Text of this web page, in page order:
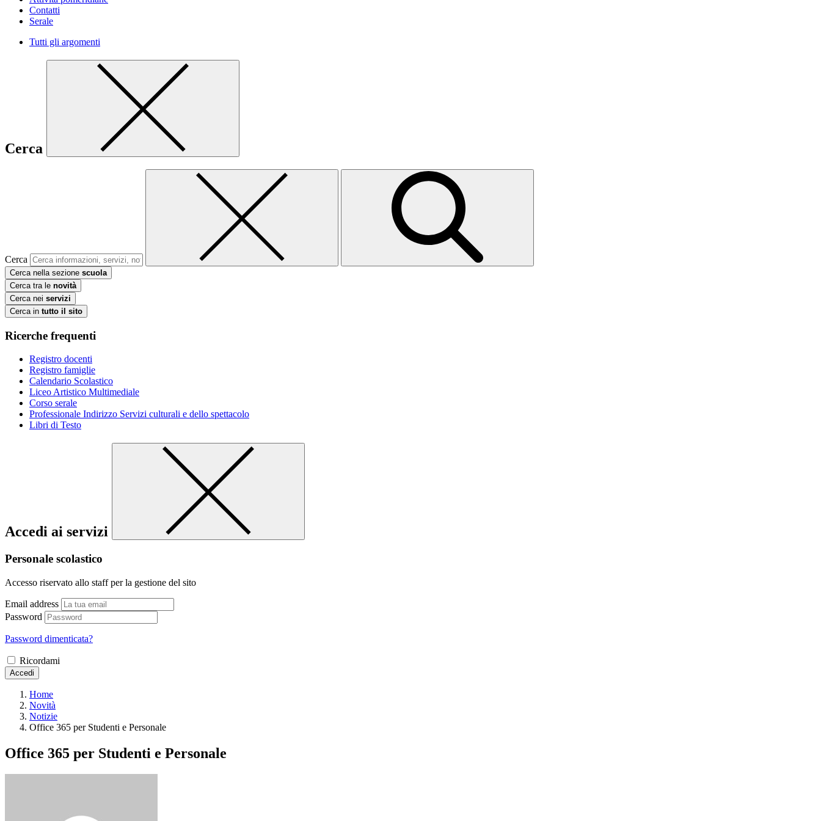
Contatti
Serale
Tutti gli argomenti
Cerca
Cerca
Cerca nella sezione scuola
Cerca tra le novità
Cerca nei servizi
Cerca in tutto il sito
Ricerche frequenti
Registro docenti
Registro famiglie
Calendario Scolastico
Liceo Artistico Multimediale
Corso serale
Professionale Indirizzo Servizi culturali e dello spettacolo
Libri di Testo
Accedi ai servizi
Personale scolastico
Accesso riservato allo staff per la gestione del sito
Email address
Password
Password dimenticata?
Ricordami
Accedi
Home
Novità
Notizie
Office 365 per Studenti e Personale
Office 365 per Studenti e Personale